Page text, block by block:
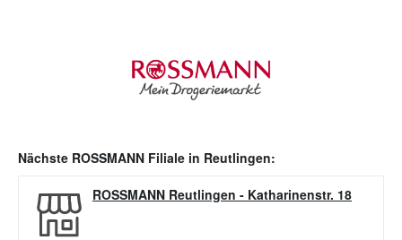
Nächste ROSSMANN Filiale in Reutlingen:
ROSSMANN Reutlingen - Katharinenstr. 18